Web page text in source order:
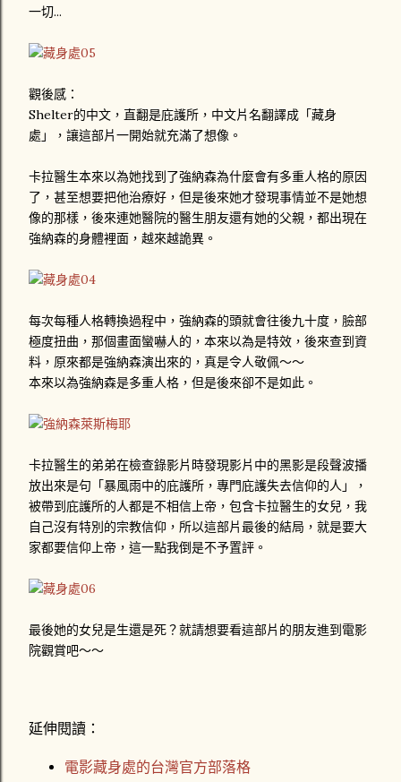
一切...
觀後感：
Shelter的中文，直翻是庇護所，中文片名翻譯成「藏身
處」，讓這部片一開始就充滿了想像。
卡拉醫生本來以為她找到了強納森為什麼會有多重人格的原因
了，甚至想要把他治療好，但是後來她才發現事情並不是她想
像的那樣，後來連她醫院的醫生朋友還有她的父親，都出現在
強納森的身體裡面，越來越詭異。
每次每種人格轉換過程中，強納森的頭就會往後九十度，臉部
極度扭曲，那個畫面蠻嚇人的，本來以為是特效，後來查到資
料，原來都是強納森演出來的，真是令人敬佩～～
本來以為強納森是多重人格，但是後來卻不是如此。
卡拉醫生的弟弟在檢查錄影片時發現影片中的黑影是段聲波播
放出來是句「暴風雨中的庇護所，專門庇護失去信仰的人」，
被帶到庇護所的人都是不相信上帝，包含卡拉醫生的女兒，我
自己沒有特別的宗教信仰，所以這部片最後的結局，就是要大
家都要信仰上帝，這一點我倒是不予置評。
最後她的女兒是生還是死？就請想要看這部片的朋友進到電影
院觀賞吧～～
延伸閱讀：
電影藏身處的台灣官方部落格